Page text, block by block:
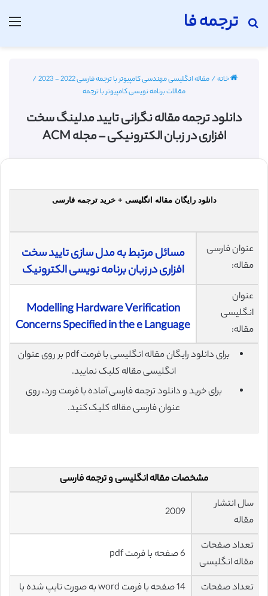
ترجمه فا
جستجو برای
خانه/مقاله انگلیسی مهندسی کامپیوتر با ترجمه فارسی 2022 - 2023
/
مقالات برنامه نویسی کامپیوتر با ترجمه
دانلود ترجمه مقاله نگرانی تایید مدلینگ سخت
افزاری در زبان الکترونیکی – مجله ACM
دانلود رایگان مقاله انگلیسی + خرید ترجمه فارسی
عنوان فارسی
مقاله:
مسائل مرتبط به مدل سازی تایید سخت
افزاری در زبان برنامه نویسی الکترونیک
عنوان
انگلیسی
مقاله:
Modelling Hardware Verification
Concerns Specified in the e Language
برای دانلود رایگان مقاله انگلیسی با فرمت pdf بر روی عنوان
انگلیسی مقاله کلیک نمایید.
برای خرید و دانلود ترجمه فارسی آماده با فرمت ورد، روی
عنوان فارسی مقاله کلیک کنید.
مشخصات مقاله انگلیسی و ترجمه فارسی
سال انتشار
مقاله
تعداد صفحات
مقاله انگلیسی
تعداد صفحات
14 صفحه با فرمت word به صورت تایپ شده با